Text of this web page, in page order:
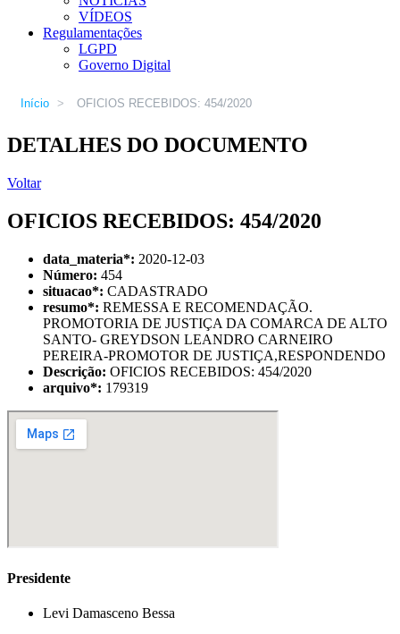
VÍDEOS
Regulamentações
LGPD
Governo Digital
Início > OFICIOS RECEBIDOS: 454/2020
DETALHES DO DOCUMENTO
Voltar
OFICIOS RECEBIDOS: 454/2020
data_materia*: 2020-12-03
Número: 454
situacao*: CADASTRADO
resumo*: REMESSA E RECOMENDAÇÃO.
PROMOTORIA DE JUSTIÇA DA COMARCA DE ALTO
SANTO- GREYDSON LEANDRO CARNEIRO
PEREIRA-PROMOTOR DE JUSTIÇA,RESPONDENDO
Descrição: OFICIOS RECEBIDOS: 454/2020
arquivo*: 179319
Presidente
Levi Damasceno Bessa